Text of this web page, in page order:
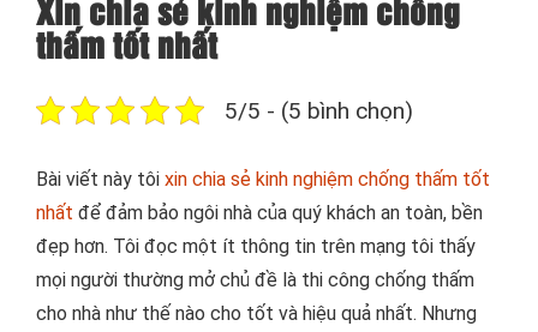
Xin chia sẻ kinh nghiệm chống
thấm tốt nhất
5/5 - (5 bình chọn)
Bài viết này tôi xin chia sẻ kinh nghiệm chống thấm tốt
nhất để đảm bảo ngôi nhà của quý khách an toàn, bền
đẹp hơn. Tôi đọc một ít thông tin trên mạng tôi thấy
mọi người thường mở chủ đề là thi công chống thấm
cho nhà như thế nào cho tốt và hiệu quả nhất. Nhưng